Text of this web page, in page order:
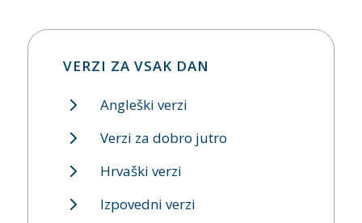
VERZI ZA VSAK DAN
Angleški verzi
Verzi za dobro jutro
Hrvaški verzi
Izpovedni verzi